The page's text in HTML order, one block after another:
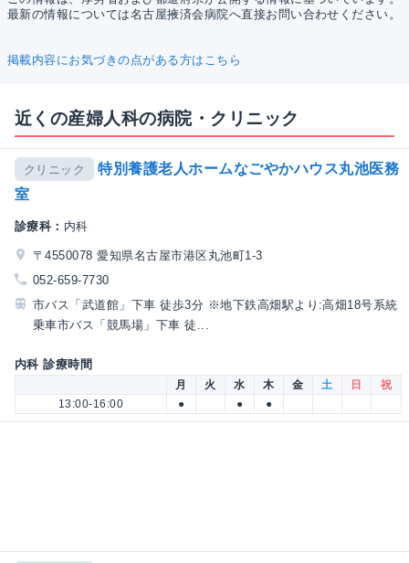
最新の情報については名古屋掖済会病院へ直接お問い合わせください。
掲載内容にお気づきの点がある方はこちら
近くの産婦人科の病院・クリニック
クリニック
特別養護老人ホームなごやかハウス丸池医務
室
診療科： 内科
〒4550078 愛知県名古屋市港区丸池町1-3
052-659-7730
市バス「武道館」下車 徒歩3分 ※地下鉄高畑駅より:高畑18号系統
乗車市バス「競馬場」下車 徒...
内科 診療時間
月 火 水 木 金 土 日
祝
13:00-16:00
● ● ●